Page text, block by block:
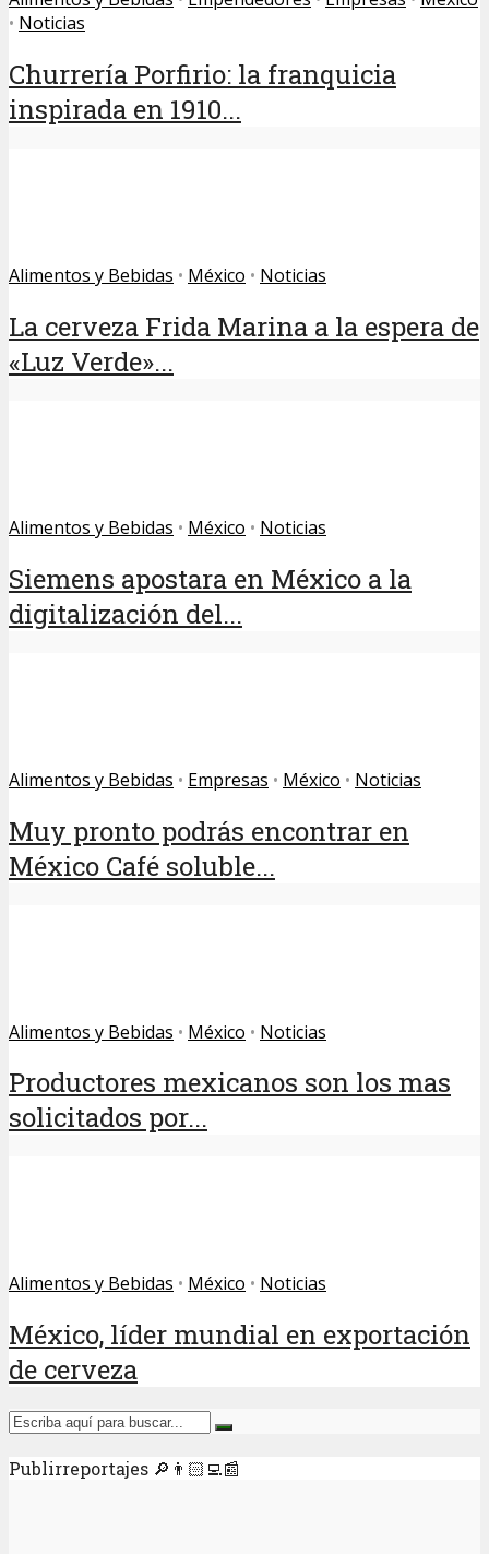
• Noticias
Churrería Porfirio: la franquicia
inspirada en 1910...
Alimentos y Bebidas • México • Noticias
La cerveza Frida Marina a la espera de
«Luz Verde»...
Alimentos y Bebidas • México • Noticias
Siemens apostara en México a la
digitalización del...
Alimentos y Bebidas • Empresas • México • Noticias
Muy pronto podrás encontrar en
México Café soluble...
Alimentos y Bebidas • México • Noticias
Productores mexicanos son los mas
solicitados por...
Alimentos y Bebidas • México • Noticias
México, líder mundial en exportación
de cerveza
Publirreportajes 🔎👨🏻‍💻📰